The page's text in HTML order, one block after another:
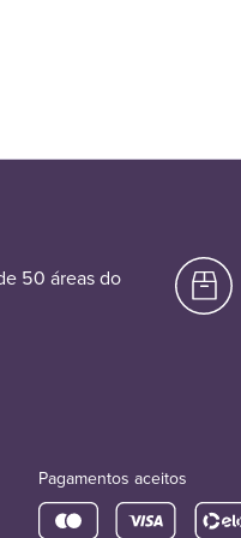
50 áreas do
Pagamentos aceitos